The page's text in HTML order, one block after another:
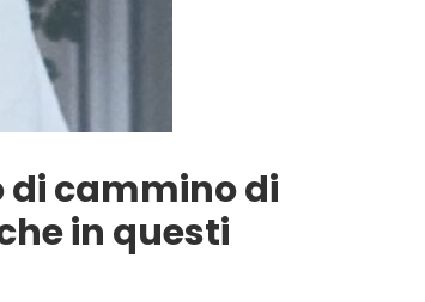
di cammino di
in questi